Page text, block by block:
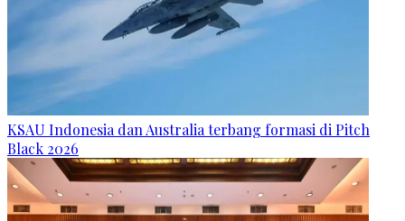
KSAU Indonesia dan Australia terbang formasi di Pitch
Black 2026